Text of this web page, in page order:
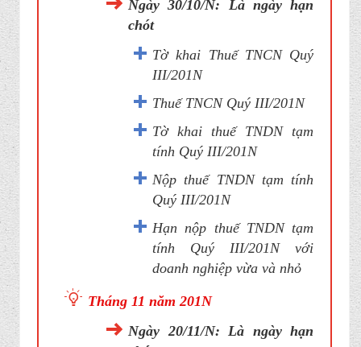
Ngày 30/10/N: Là ngày hạn
chót
Tờ khai Thuế TNCN Quý
III/201N
Thuế TNCN Quý III/201N
Tờ khai thuế TNDN tạm
tính Quý III/201N
Nộp thuế TNDN tạm tính
Quý III/201N
Hạn nộp thuế TNDN tạm
tính Quý III/201N với
doanh nghiệp vừa và nhỏ
Tháng 11 năm 201N
Ngày 20/11/N: Là ngày hạn